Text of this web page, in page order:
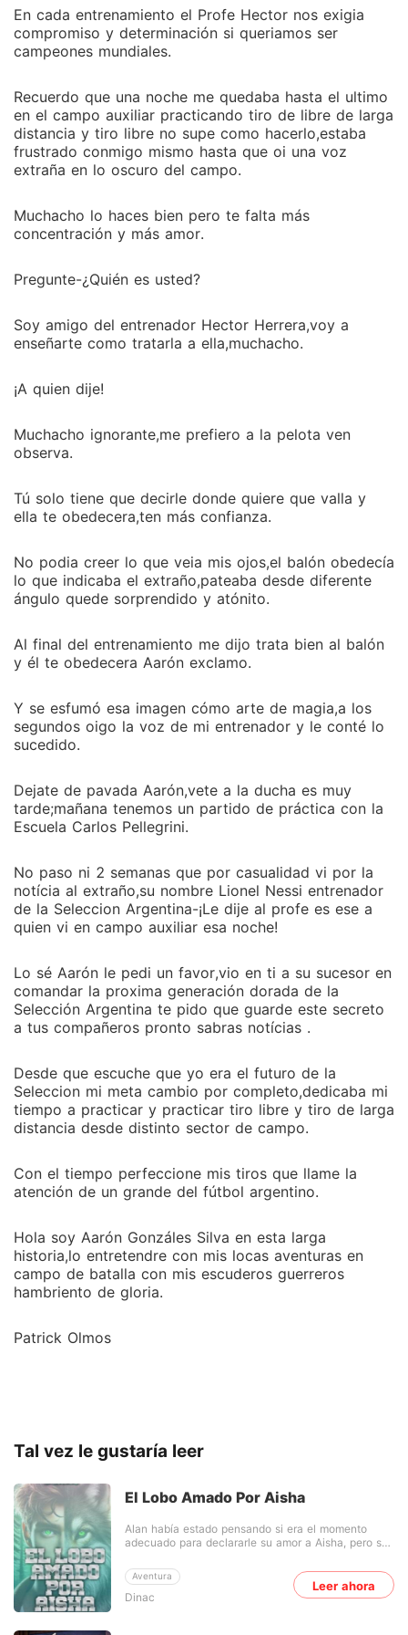
En cada entrenamiento el Profe Hector nos exigia
compromiso y determinación si queriamos ser
campeones mundiales.
Recuerdo que una noche me quedaba hasta el ultimo
en el campo auxiliar practicando tiro de libre de larga
distancia y tiro libre no supe como hacerlo,estaba
frustrado conmigo mismo hasta que oi una voz
extraña en lo oscuro del campo.
Muchacho lo haces bien pero te falta más
concentración y más amor.
Pregunte-¿Quién es usted?
Soy amigo del entrenador Hector Herrera,voy a
enseñarte como tratarla a ella,muchacho.
¡A quien dije!
Muchacho ignorante,me prefiero a la pelota ven
observa.
Tú solo tiene que decirle donde quiere que valla y
ella te obedecera,ten más confianza.
No podia creer lo que veia mis ojos,el balón obedecía
lo que indicaba el extraño,pateaba desde diferente
ángulo quede sorprendido y atónito.
Al final del entrenamiento me dijo trata bien al balón
y él te obedecera Aarón exclamo.
Y se esfumó esa imagen cómo arte de magia,a los
segundos oigo la voz de mi entrenador y le conté lo
sucedido.
Dejate de pavada Aarón,vete a la ducha es muy
tarde;mañana tenemos un partido de práctica con la
Escuela Carlos Pellegrini.
No paso ni 2 semanas que por casualidad vi por la
notícia al extraño,su nombre Lionel Nessi entrenador
de la Seleccion Argentina-¡Le dije al profe es ese a
quien vi en campo auxiliar esa noche!
Lo sé Aarón le pedi un favor,vio en ti a su sucesor en
comandar la proxima generación dorada de la
Selección Argentina te pido que guarde este secreto
a tus compañeros pronto sabras notícias .
Desde que escuche que yo era el futuro de la
Seleccion mi meta cambio por completo,dedicaba mi
tiempo a practicar y practicar tiro libre y tiro de larga
distancia desde distinto sector de campo.
Con el tiempo perfeccione mis tiros que llame la
atención de un grande del fútbol argentino.
Hola soy Aarón Gonzáles Silva en esta larga
historia,lo entretendre con mis locas aventuras en
campo de batalla con mis escuderos guerreros
hambriento de gloria.
Patrick Olmos
Tal vez le gustaría leer
El Lobo Amado Por Aisha
Aventura
Dinac
Alan había estado pensando si era el momento
adecuado para declararle su amor a Aisha, pero su
declararse. Ya que tuvo una relación oculta con la
mujer del Alfa, y esto le había dado mala fama, y
causado problemas. Una noche él había sentido
Leer ahora